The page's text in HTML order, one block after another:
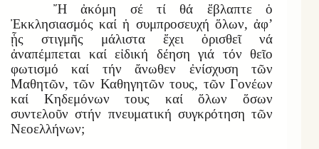
Ἤ ἀκόμη σέ τί θά ἔβλαπτε ὁ
Ἐκκλησιασμός καί ἡ συμπροσευχή ὅλων, ἀφ’
ᾗς στιγμῆς μάλιστα ἔχει ὁρισθεῖ νά
ἀναπέμπεται καί εἰδική δέηση γιά τόν θεῖο
φωτισμό καί τήν ἄνωθεν ἐνίσχυση τῶν
Μαθητῶν, τῶν Καθηγητῶν τους, τῶν Γονέων
καί Κηδεμόνων τους καί ὅλων ὅσων
συντελοῦν στήν πνευματική συγκρότηση τῶν
Νεοελλήνων;